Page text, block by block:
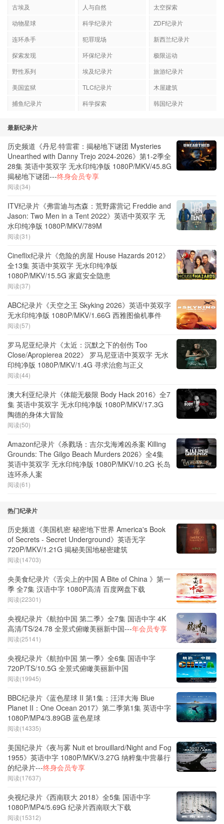
古埃及
人与自然
太空探索
动物星球
科学纪录片
ZDF纪录片
连环杀手
犯罪现场
新西兰纪录片
探索发现
环保纪录片
极限运动
野性系列
埃及纪录片
旅游纪录片
美国监狱
TLC纪录片
木屋建筑
捕鱼纪录片
科学探索 韩国纪录片
最新纪录片
历史频道《丹尼·特雷霍：揭秘地下谜团 Mysteries
Unearthed with Danny Trejo 2024-2026》第1-2季全
28集 英语中英双字 无水印纯净版 1080P/MKV/45.8G
揭秘地下谜团---终身会员专享
阅读(34)
ITV纪录片《弗雷迪与杰森：荒野露营记 Freddie and
Jason: Two Men in a Tent 2022》英语中英双字 无
水印纯净版 1080P/MKV/789M
阅读(31)
Cineflix纪录片《危险的房屋 House Hazards 2012》
全13集 英语中英双字 无水印纯净版
1080P/MKV/15.5G 家庭安全隐患
阅读(37)
ABC纪录片《天空之王 Skyking 2026》英语中英双字
无水印纯净版 1080P/MKV/1.66G 西雅图偷机事件
阅读(57)
罗马尼亚纪录片《太近：沉默之下的创伤 Too
Close/Apropierea 2022》 罗马尼亚语中英双字 无水
印纯净版 1080P/MKV/1.4G 寻求治愈与正义
阅读(44)
澳大利亚纪录片《体能无极限 Body Hack 2016》全7
集 英语中英双字 无水印纯净版 1080P/MKV/17.3G
陶德的身体大冒险
阅读(50)
Amazon纪录片《杀戮场：吉尔戈海滩凶杀案 Killing
Grounds: The Gilgo Beach Murders 2026》全4集
英语中英双字 无水印纯净版 1080P/MKV/10.2G 长岛
连环杀人案
阅读(61)
热门纪录片
历史频道《美国机密 秘密地下世界 America's Book
of Secrets - Secret Underground》英语无字
720P/MKV/1.21G 揭秘美国地秘密建筑
阅读(14703)
央美食纪录片《舌尖上的中国 A Bite of China 》第一
季 全7集 汉语中字 1080P高清 百度网盘下载
阅读(22301)
央视纪录片《航拍中国 第二季》全7集 国语中字 4K
高清/TS/24.78 全景式俯瞰美丽新中国---年会员专享
阅读(25141)
央视纪录片《航拍中国 第一季》全6集 国语中字
720P/TS/10.5G 全景式俯瞰美丽新中国
阅读(19945)
BBC纪录片《蓝色星球 II 第1集：汪洋大海 Blue
Planet II：One Ocean 2017》第二季第1集 英语中字
1080P/MP4/3.89GB 蓝色星球
阅读(14335)
美国纪录片《夜与雾 Nuit et brouillard/Night and Fog
1955》英语中字 1080P/MKV/3.27G 纳粹集中营暴行
的纪录片---终身会员专享
阅读(17637)
央视纪录片《西南联大 2018》全5集 国语中字
1080P/MP4/5.69G 纪录片西南联大下载
阅读(15312)